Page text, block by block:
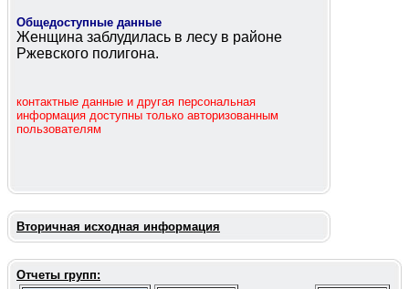
Общедоступные данные
Женщина заблудилась в лесу в районе
Ржевского полигона.
контактные данные и другая персональная
информация доступны только авторизованным
пользователям
Вторичная исходная информация
Отчеты групп: